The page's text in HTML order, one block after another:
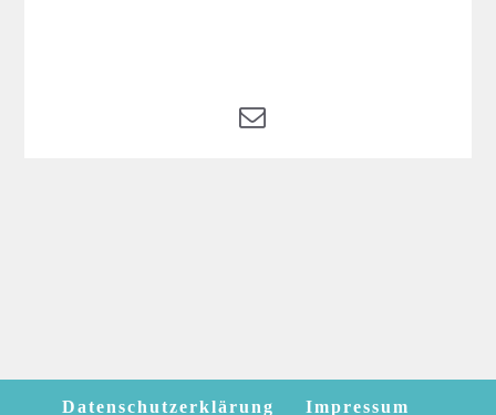
Datenschutzerklärung Impressum